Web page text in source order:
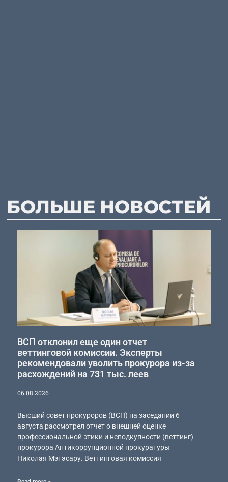
БОЛЬШЕ НОВОСТЕЙ
ВСП отклонил еще один отчет
веттинговой комиссии. Эксперты
рекомендовали уволить прокурора из-за
расхождений на 731 тыс. леев
06.08.2026
Высший совет прокуроров (ВСП) на заседании 6
августа рассмотрел отчет о внешней оценке
профессиональной этики и неподкупности (веттинг)
прокурора Антикоррупционной прокуратуры
Николая Мэтэсару. Веттинговая комиссия